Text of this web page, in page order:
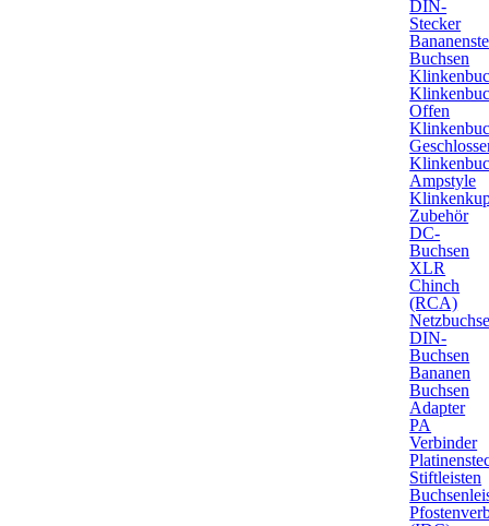
DIN-
Stecker
Buchsen
Offen
Ampstyle
Zubehör
DC-
Buchsen
XLR
Chinch
(RCA)
DIN-
Buchsen
Bananen
Buchsen
Adapter
PA
Verbinder
Stiftleisten